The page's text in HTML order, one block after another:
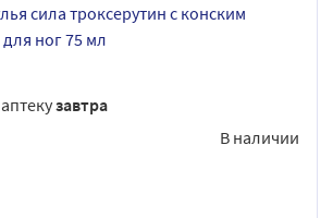
сила троксерутин с конским
ног 75 мл
завтра
В наличии